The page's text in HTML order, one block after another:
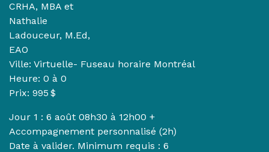
CRHA, MBA et
Nathalie
Ladouceur, M.Ed,
EAO
Ville: Virtuelle- Fuseau horaire Montréal
Heure: 0 à 0
Prix: 995 $
Jour 1 : 6 août 08h30 à 12h00 +
Accompagnement personnalisé (2h)
Date à valider. Minimum requis : 6